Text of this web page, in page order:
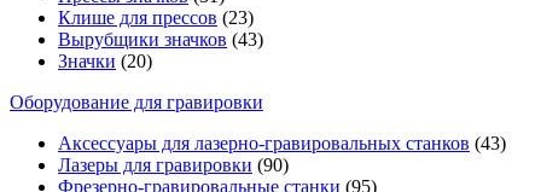
Клише для прессов (23)
Вырубщики значков (43)
Значки (20)
Оборудование для гравировки
Аксессуары для лазерно-гравировальных станков (43)
Лазеры для гравировки (90)
Фрезерно-гравировальные станки (95)